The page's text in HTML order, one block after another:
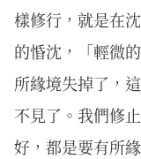
樣修行，就是在
的惛沈，「輕微
所緣境失掉了，
不見了。我們修
好，都是要有所